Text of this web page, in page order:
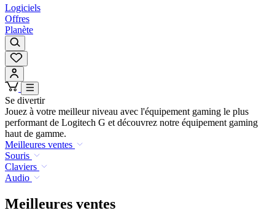
Logiciels
Offres
Planète
Se divertir
Jouez à votre meilleur niveau avec l'équipement gaming le plus
performant de Logitech G et découvrez notre équipement gaming
haut de gamme.
Meilleures ventes
Souris
Claviers
Audio
Meilleures ventes